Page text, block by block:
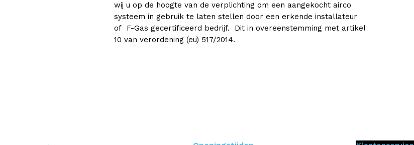
wij u op de hoogte van de verplichting om een aangekocht airco
systeem in gebruik te laten stellen door een erkende installateur
of F-Gas gecertificeerd bedrijf. Dit in overeenstemming met artikel
10 van verordening (eu) 517/2014.